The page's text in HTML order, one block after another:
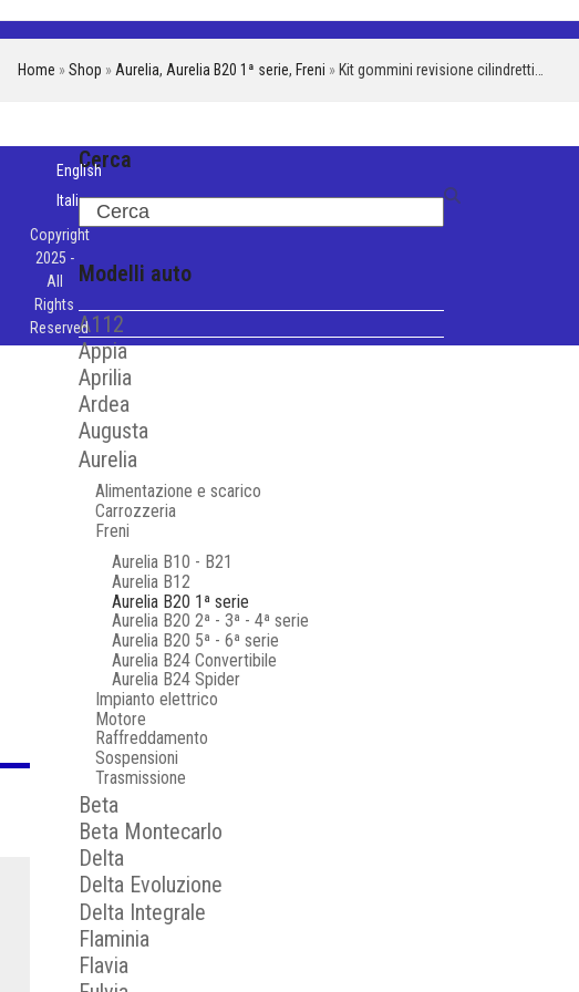
Home » Shop » Aurelia, Aurelia B20 1ª serie, Freni » Kit gommini revisione cilindretti…
Cerca
Search
Modelli auto
A112
Appia
Aprilia
Ardea
Augusta
Aurelia
Alimentazione e scarico
Carrozzeria
Freni
Aurelia B10 - B21
Aurelia B12
Aurelia B20 1ª serie
Aurelia B20 2ª - 3ª - 4ª serie
Aurelia B20 5ª - 6ª serie
Aurelia B24 Convertibile
Aurelia B24 Spider
Impianto elettrico
Motore
Raffreddamento
Sospensioni
Trasmissione
Beta
Beta Montecarlo
Delta
Delta Evoluzione
Delta Integrale
Flaminia
Flavia
English
Italiano
Copyright
2025 -
All
Rights
Reserved